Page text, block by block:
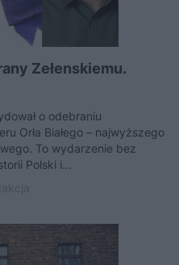
Zełenskiemu.
o odebraniu
Orła Białego – najwyższego
To wydarzenie bez
Polski i...